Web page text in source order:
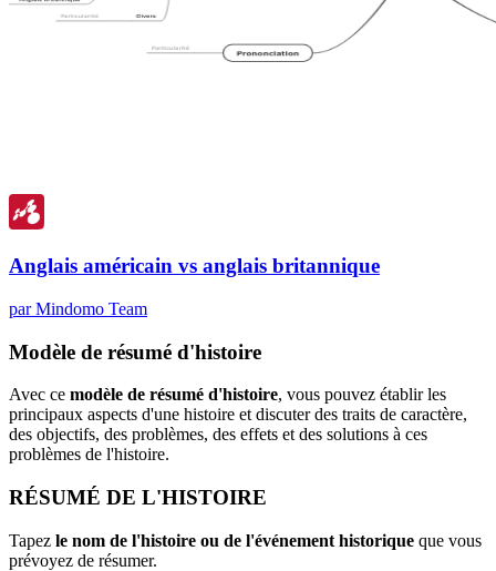
Anglais américain vs anglais britannique
par Mindomo Team
Modèle de résumé d'histoire
Avec ce modèle de résumé d'histoire, vous pouvez établir les
principaux aspects d'une histoire et discuter des traits de caractère,
des objectifs, des problèmes, des effets et des solutions à ces
problèmes de l'histoire.
RÉSUMÉ DE L'HISTOIRE
Tapez le nom de l'histoire ou de l'événement historique que vous
prévoyez de résumer.